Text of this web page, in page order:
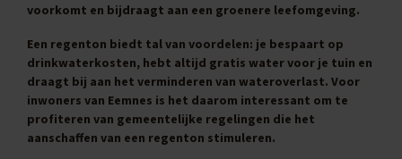
voorkomt en bijdraagt aan een groenere leefomgeving.
Een regenton biedt tal van voordelen: je bespaart op
drinkwaterkosten, hebt altijd gratis water voor je tuin en
draagt bij aan het verminderen van wateroverlast. Voor
inwoners van Eemnes is het daarom interessant om te
profiteren van gemeentelijke regelingen die het
aanschaffen van een regenton stimuleren.